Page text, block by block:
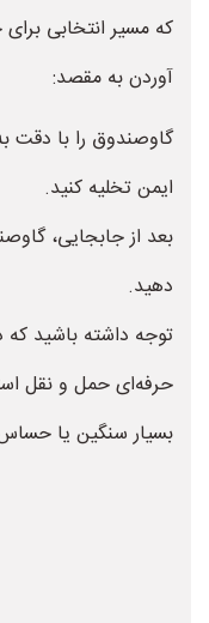
که مسیر انتخابی
آوردن به مقصد:
گاوصندوق را با
ایمن تخلیه کنید.
بعد از جابجایی،
دهید.
توجه داشته باشید
حرفه‌ای حمل و نقل
بسیار سنگین یا